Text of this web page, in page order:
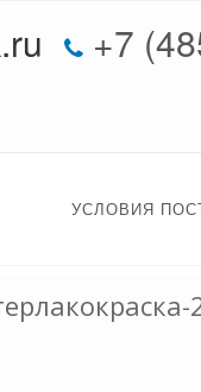
+7
УСЛОВИЯ